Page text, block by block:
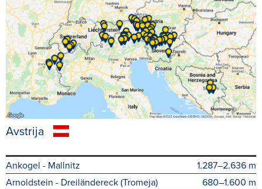
Avstrija
Ankogel - Mallnitz
1.287–2.636 m
Arnoldstein - Dreiländereck (Tromeja)
680–1.600 m